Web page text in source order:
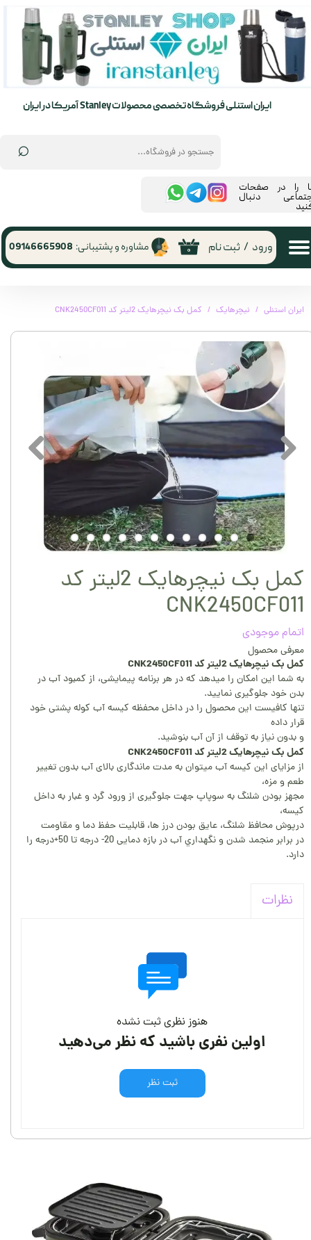
⌕
ایران استنلی فروشگاه تخصصی محصولات Stanley آمریکا در ایران
۰ ورود / ثبت نام
حساب کاربری من
تغییر گذر واژه
مشاوره و پشتیبانی: 09146665908
را در صفحات
دنبال
ایران استنلی نیچرهایک کمل بک نیچرهایک 2لیتر کد CNK2450CF011
کمل بک نیچرهایک 2لیتر کد
CNK2450CF011
اتمام موجودی
معرفی محصول
کمل بک نیچرهایک 2لیتر کد CNK2450CF011
به شما این امکان را میدهد که در هر برنامه پیمایشی، از کمبود آب در
بدن خود جلوگیری نمایید.
تنها کافیست این محصول را در داخل محفظه کیسه آب کوله پشتی خود
قرار داده
و بدون نیاز به توقف از آن آب بنوشید.
کمل بک نیچرهایک 2لیتر کد CNK2450CF011
از مزایای این کیسه آب میتوان به مدت ماندگاری بالای آب بدون تغییر
طعم و مزه،
مجهز بودن شلنگ به سوپاپ جهت جلوگیری از ورود گرد و غبار به داخل
کیسه،
درپوش محافظ شلنگ، عایق بودن درز ها، قابلیت حفظ دما و مقاومت
در برابر منجمد شدن و نگهداري آب در بازه دمایی 20- درجه تا 50+درجه را
دارد.
نظرات
هنوز نظری ثبت نشده
اولین نفری باشید که نظر می‌دهید
ثبت نظر